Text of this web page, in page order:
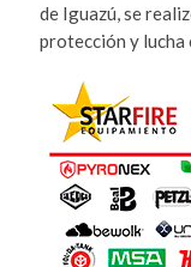
de Iguazú, se
protección y